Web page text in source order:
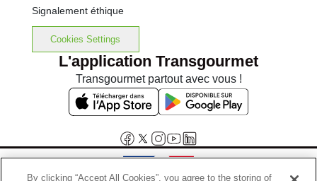
Signalement éthique
Cookies Settings
L'application Transgourmet
Transgourmet partout avec vous !
By clicking “Accept All Cookies”, you agree to the storing of